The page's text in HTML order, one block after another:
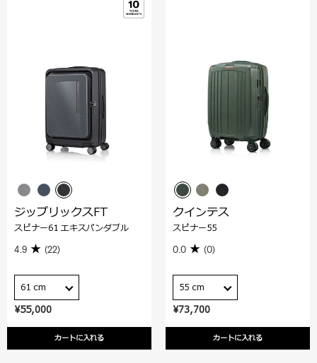
¥55,000
カートに入れる
ジップリックスFT
スピナー61 エキスパンダブル
4.9 (22)
61 cm
¥73,700
カートに入れる
クインテス
スピナー55
0.0 (0)
55 cm